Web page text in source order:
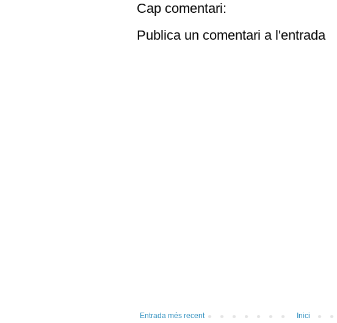
Cap comentari:
Publica un comentari a l'entrada
Entrada més recent
Inici